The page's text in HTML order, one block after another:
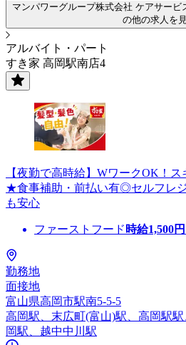
マンパワーグループ株式会社 ケアサー
の他の求人を
アルバイト・パート
すき家 高岡駅南店4
【夜勤で高時給】WワークOK！
★食事補助・前払い有◎セルフレ
も安心
ファーストフード 時給1,500
勤務地
面接地
富山県高岡市駅南5-5-5
高岡駅、末広町(富山)駅、高岡駅
岡駅、越中中川駅